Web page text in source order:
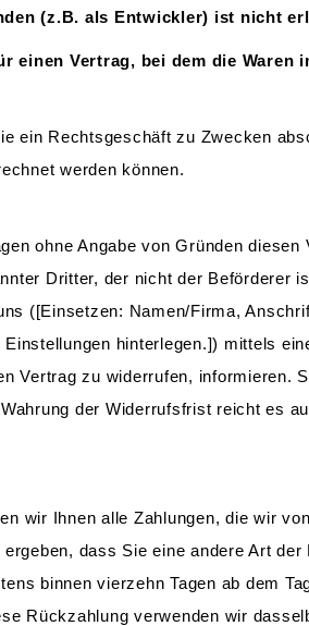
(z.B. als Entwickler) ist nicht
einen Vertrag, bei dem die
ein Rechtsgeschäft zu Zwecken
werden können.
ohne Angabe von Gründen
Dritter, der nicht der Beförderer
([Einsetzen: Namen/Firma,
hinterlegen.]) mittels
Vertrag zu widerrufen, informieren.
der Widerrufsfrist reicht es
wir Ihnen alle Zahlungen, die wir
dass Sie eine andere Art
binnen vierzehn Tagen ab dem
Rückzahlung verwenden wir